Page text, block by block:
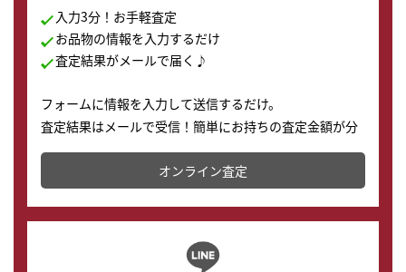
入力3分！お手軽査定
お品物の情報を入力するだけ
査定結果がメールで届く♪
フォームに情報を入力して送信するだけ。
査定結果はメールで受信！簡単にお持ちの査定金額が分
かります。
オンライン査定